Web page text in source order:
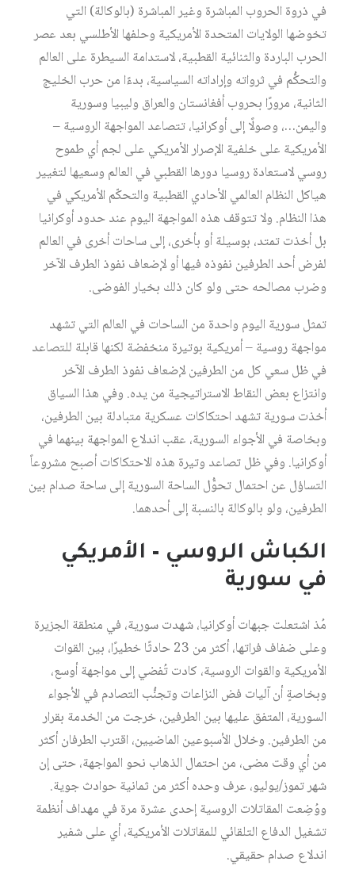
في ذروة الحروب المباشرة وغير المباشرة (بالوكالة) التي
تخوضها الولايات المتحدة الأمريكية وحلفها الأطلسي بعد عصر
الحرب الباردة والثنائية القطبية، لاستدامة السيطرة على العالم
والتحكُّم في ثرواته وإراداته السياسية، بدءًا من حرب الخليج
الثانية، مرورًا بحروب أفغانستان والعراق وليبيا وسورية
واليمن…، وصولًا إلى أوكرانيا، تتصاعد المواجهة الروسية –
الأمريكية على خلفية الإصرار الأمريكي على لجم أي طموح
روسي لاستعادة روسيا دورها القطبي في العالم وسعيها لتغيير
هياكل النظام العالمي الأحادي القطبية والتحكّم الأمريكي في
هذا النظام. ولا تتوقف هذه المواجهة اليوم عند حدود أوكرانيا
بل أخذت تمتد، بوسيلة أو بأخرى، إلى ساحات أخرى في العالم
لفرض أحد الطرفين نفوذه فيها أو لإضعاف نفوذ الطرف الآخر
وضرب مصالحه حتى ولو كان ذلك بخيار الفوضى.
تمثل سورية اليوم واحدة من الساحات في العالم التي تشهد
مواجهة روسية – أمريكية بوتيرة منخفضة لكنها قابلة للتصاعد
في ظل سعي كل من الطرفين لإضعاف نفوذ الطرف الآخر
وانتزاع بعض النقاط الاستراتيجية من يده. وفي هذا السياق
أخذت سورية تشهد احتكاكات عسكرية متبادلة بين الطرفين،
وبخاصة في الأجواء السورية، عقب اندلاع المواجهة بينهما في
أوكرانيا. وفي ظل تصاعد وتيرة هذه الاحتكاكات أصبح مشروعاً
التساؤل عن احتمال تحوُّل الساحة السورية إلى ساحة صدام بين
الطرفين، ولو بالوكالة بالنسبة إلى أحدهما.
الكباش الروسي – الأمريكي
في سورية
مُذ اشتعلت جبهات أوكرانيا، شهدت سورية، في منطقة الجزيرة
وعلى ضفاف فراتها، أكثر من 23 حادثًا خطيرًا، بين القوات
الأمريكية والقوات الروسية، كادت تُفضي إلى مواجهة أوسع،
وبخاصةٍ أن آليات فض النزاعات وتجنُّب التصادم في الأجواء
السورية، المتفق عليها بين الطرفين، خرجت من الخدمة بقرار
من الطرفين. وخلال الأسبوعين الماضيين، اقترب الطرفان أكثر
من أي وقت مضى، من احتمال الذهاب نحو المواجهة، حتى إن
شهر تموز/يوليو، عرف وحده أكثر من ثمانية حوادث جوية.
ووُضِعت المقاتلات الروسية إحدى عشرة مرة في مهداف أنظمة
تشغيل الدفاع التلقائي للمقاتلات الأمريكية، أي على شفير
اندلاع صدام حقيقي.